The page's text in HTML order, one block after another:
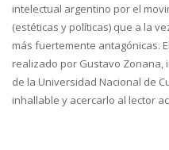
intelectual argentino por el
(estéticas y políticas) que a la
más fuertemente antagónicas.
realizado por Gustavo Zonana,
de la Universidad Nacional de
inhallable y acercarlo al lector